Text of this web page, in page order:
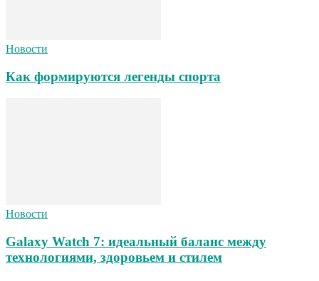
Новости
Как формируются легенды спорта
Новости
Galaxy Watch 7: идеальный баланс между
технологиями, здоровьем и стилем